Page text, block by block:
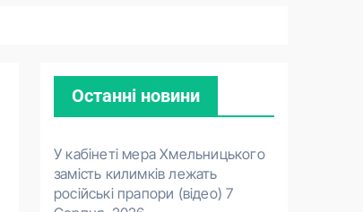
Останні новини
У кабінеті мера Хмельницького
замість килимків лежать
російські прапори (відео) 7